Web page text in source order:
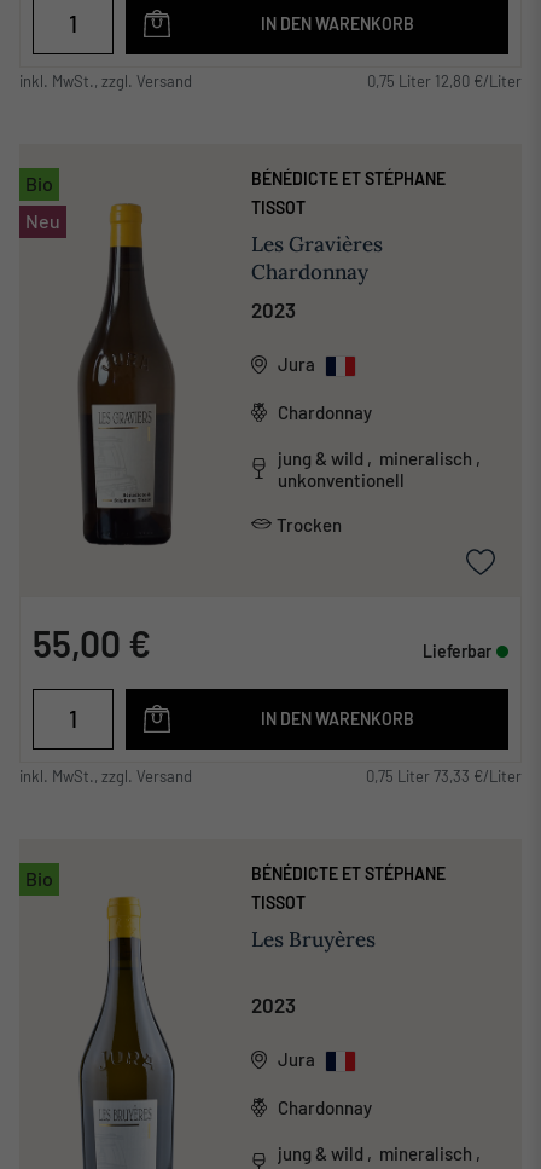
IN DEN WARENKORB
inkl. MwSt., zzgl. Versand 0,75 Liter 12,80 €/Liter
Bio
Neu
BÉNÉDICTE ET STÉPHANE
TISSOT
Les Gravières
Chardonnay
2023
Jura
Chardonnay
jung & wild , mineralisch ,
unkonventionell
Trocken
55,00 € Lieferbar
IN DEN WARENKORB
inkl. MwSt., zzgl. Versand 0,75 Liter 73,33 €/Liter
Bio
BÉNÉDICTE ET STÉPHANE
TISSOT
Les Bruyères
2023
Jura
Chardonnay
jung & wild , mineralisch ,